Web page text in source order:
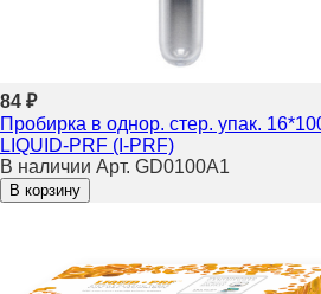
84 ₽
Пробирка в однор. стер. упак.
LIQUID-PRF (I-PRF)
В наличии Арт. GD0100A1
В корзину